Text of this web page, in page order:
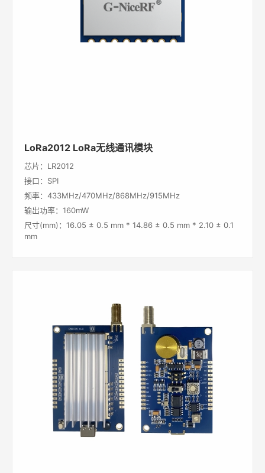
LoRa2012 LoRa无线通讯模块
芯片：LR2012
接口：SPI
频率：433MHz/470MHz/868MHz/915MHz
输出功率：160mW
尺寸(mm)：16.05 ± 0.5 mm * 14.86 ± 0.5 mm * 2.10 ± 0.1
mm